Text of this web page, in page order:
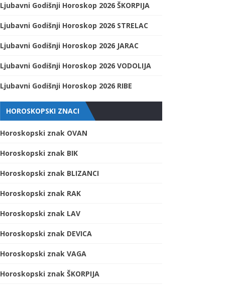
Ljubavni Godišnji Horoskop 2026 ŠKORPIJA
Ljubavni Godišnji Horoskop 2026 STRELAC
Ljubavni Godišnji Horoskop 2026 JARAC
Ljubavni Godišnji Horoskop 2026 VODOLIJA
Ljubavni Godišnji Horoskop 2026 RIBE
HOROSKOPSKI ZNACI
Horoskopski znak OVAN
Horoskopski znak BIK
Horoskopski znak BLIZANCI
Horoskopski znak RAK
Horoskopski znak LAV
Horoskopski znak DEVICA
Horoskopski znak VAGA
Horoskopski znak ŠKORPIJA